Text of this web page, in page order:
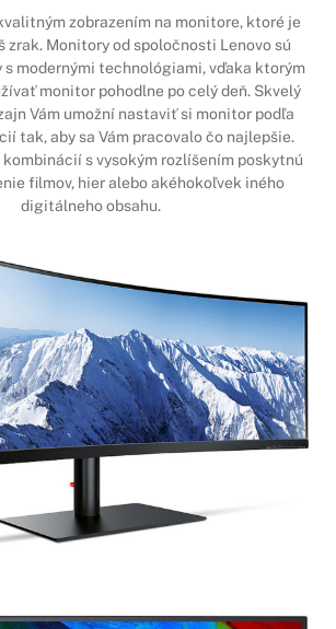
zobrazením na monitore, ktoré je
zrak. Monitory od spoločnosti Lenovo sú
modernými technológiami, vďaka ktorým
monitor pohodlne po celý deň. Skvelý
Vám umožní nastaviť si monitor podľa
tak, aby sa Vám pracovalo čo najlepšie.
s vysokým rozlíšením poskytnú
filmov, hier alebo akéhokoľvek iného
digitálneho obsahu.